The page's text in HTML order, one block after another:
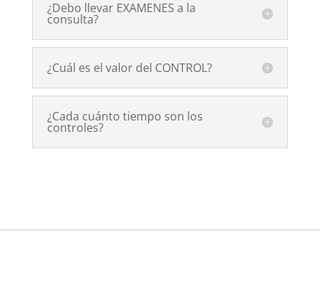
¿Debo llevar EXAMENES a la
consulta?
¿Cuál es el valor del CONTROL?
¿Cada cuánto tiempo son los
controles?